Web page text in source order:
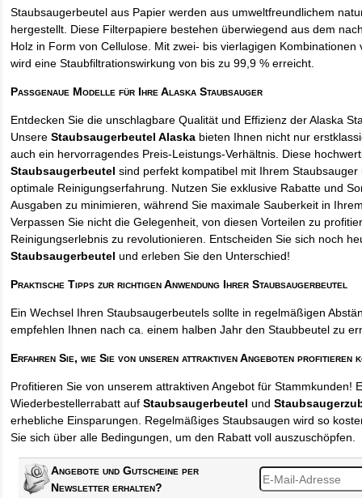
Staubsaugerbeutel aus Papier werden aus umweltfreundlichem
hergestellt. Diese Filterpapiere bestehen überwiegend aus dem
Holz in Form von Cellulose. Mit zwei- bis vierlagigen Kombinationen
wird eine Staubfiltrationswirkung von bis zu 99,9 % erreicht.
Passgenaue Modelle für Ihre Alaska Staubsauger
Entdecken Sie die unschlagbare Qualität und Effizienz der Alaska
UnsereStaubsaugerbeutel Alaska bieten Ihnen nicht nur
auch ein hervorragendes Preis-Leistungs-Verhältnis. Diese
Staubsaugerbeutel sind perfekt kompatibel mit Ihrem
optimale Reinigungserfahrung. Nutzen Sie exklusive Rabatte und
Ausgaben zu minimieren, während Sie maximale Sauberkeit in
Verpassen Sie nicht die Gelegenheit, von diesen Vorteilen zu
Reinigungserlebnis zu revolutionieren. Entscheiden Sie sich noch
Staubsaugerbeutel und erleben Sie den Unterschied!
Praktische Tipps zur richtigen Anwendung Ihrer Staubsaugerbeutel
Ein Wechsel Ihren Staubsaugerbeutels sollte in regelmäßigen
empfehlen Ihnen nach ca. einem halben Jahr den Staubbeutel zu
Erfahren Sie, wie Sie von unseren attraktiven Angeboten profitieren
Profitieren Sie von unserem attraktiven Angebot für Stammkunden!
Wiederbestellerrabatt aufStaubsaugerbeutel und
erhebliche Einsparungen. Regelmäßiges Staubsaugen wird so
Sie sich über alle Bedingungen, um den Rabatt voll auszuschöpfen.
Angebote und Gutscheine per
Newsletter erhalten?